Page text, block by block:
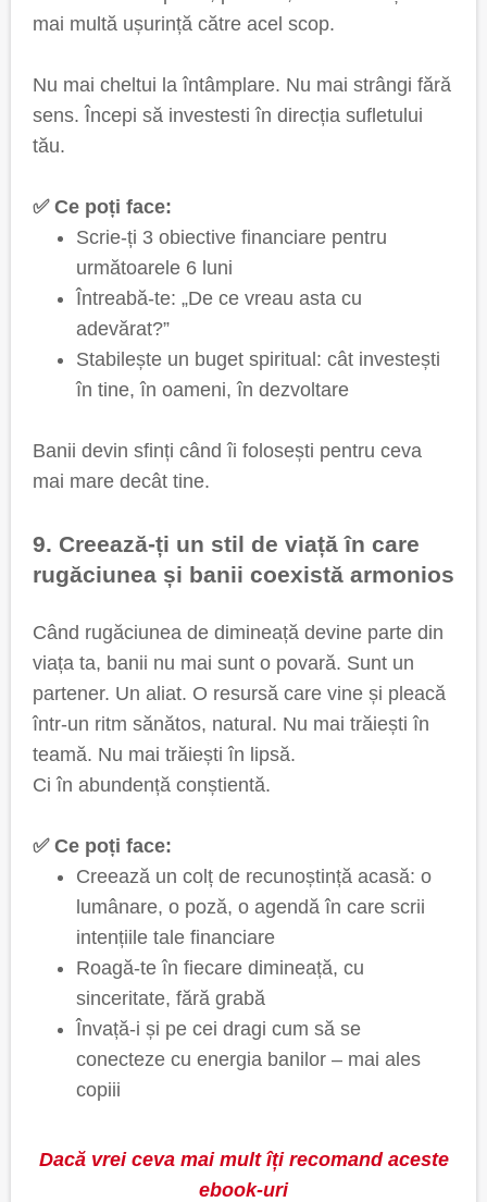
mai multă ușurință către acel scop.
Nu mai cheltui la întâmplare. Nu mai strângi fără
sens. Începi să investesti în direcția sufletului
tău.
✅ Ce poți face:
Scrie-ți 3 obiective financiare pentru
următoarele 6 luni
Întreabă-te: „De ce vreau asta cu
adevărat?”
Stabilește un buget spiritual: cât investești
în tine, în oameni, în dezvoltare
Banii devin sfinți când îi folosești pentru ceva
mai mare decât tine.
9. Creează-ți un stil de viață în care
rugăciunea și banii coexistă armonios
Când rugăciunea de dimineață devine parte din
viața ta, banii nu mai sunt o povară. Sunt un
partener. Un aliat. O resursă care vine și pleacă
într-un ritm sănătos, natural. Nu mai trăiești în
teamă. Nu mai trăiești în lipsă.
Ci în abundență conștientă.
✅ Ce poți face:
Creează un colț de recunoștință acasă: o
lumânare, o poză, o agendă în care scrii
intențiile tale financiare
Roagă-te în fiecare dimineață, cu
sinceritate, fără grabă
Învață-i și pe cei dragi cum să se
conecteze cu energia banilor – mai ales
copiii
Dacă vrei ceva mai mult îți recomand aceste
ebook-uri